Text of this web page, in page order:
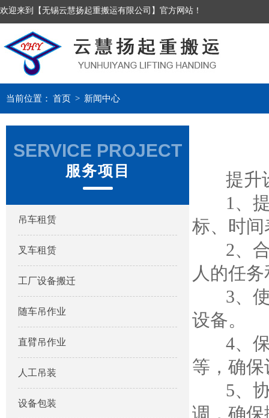
欢迎来到【无锡云慧扬起重搬运有限公司】官方网站！
当前位置： 首页 > 新闻中心
SERVICE PROJECT
服务项目
吊车租赁
叉车租赁
工厂设备搬迁
随车吊作业
直臂吊作业
人工吊装
设备包装
提升设
1、提
标、时
2、合
人的任
3、使
设备。
4、保
等，确
5、协
调，确